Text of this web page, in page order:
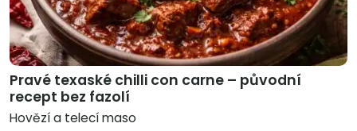
Pravé texaské chilli con carne – původní
recept bez fazolí
Hovězí a telecí maso